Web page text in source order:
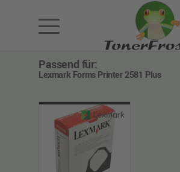
Passend für:
Lexmark Forms Printer 2581 Plus